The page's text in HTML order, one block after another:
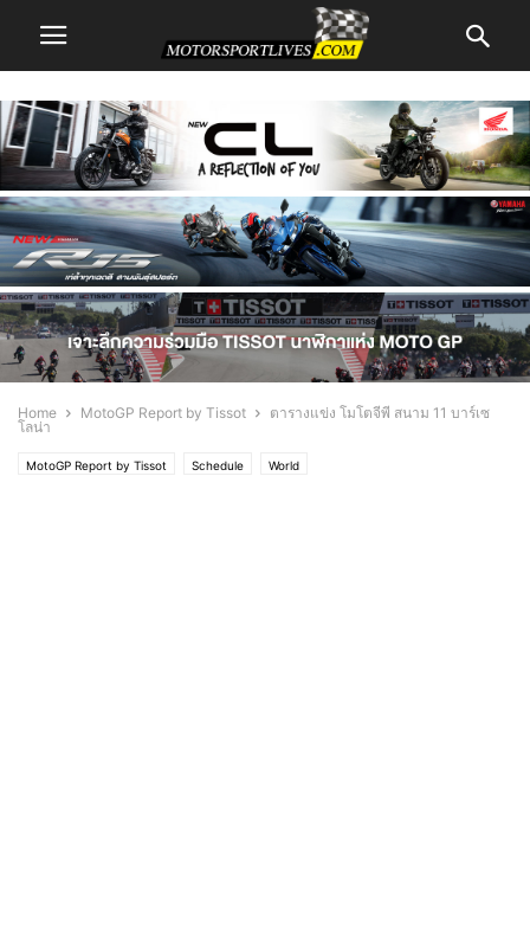
Home MotoGP Report by Tissot
ตารางแข่ง โมโตจีพี สนาม 11 บาร์เซ
โลน่า
MotoGP Report by Tissot Schedule World